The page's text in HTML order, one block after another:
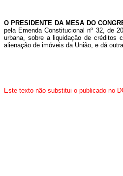
O PRESIDENTE DA MESA DO
pela Emenda Constitucional nº 32, de
urbana, sobre a liquidação de créditos
alienação de imóveis da União, e dá
Este texto não substitui o publicado no